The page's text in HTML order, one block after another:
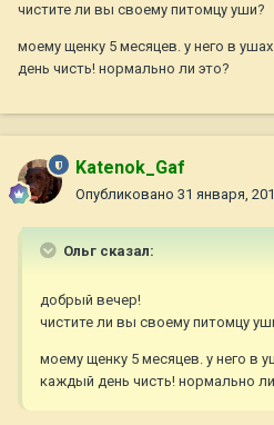
чистите ли вы своему питомцу уши?
моему щенку 5 месяцев. у него в
день чисть! нормально ли это?
Katenok_Gaf
Опубликовано 31 января,
Ольг сказал:
добрый вечер!
чистите ли вы своему питомцу
моему щенку 5 месяцев. у него в
каждый день чисть! нормально